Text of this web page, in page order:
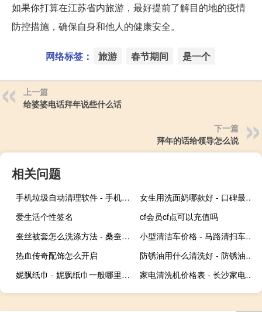
如果你打算在江苏省内旅游，最好提前了解目的地的疫情
防控措施，确保自身和他人的健康安全。
网络标签： 旅游 春节期间 是一个
上一篇
给婆婆电话拜年说些什么话
下一篇
拜年的话给领导怎么说
相关问题
手机垃圾自动清理软件 - 手机定时自动清理软件
女生用洗面奶哪款好 - 口碑最好的女士洗面奶
爱生活个性签名
cf会员cf点可以充值吗
蚕丝被套怎么洗涤方法 - 桑蚕丝被罩在家怎么清洗
小型清洁车价格 - 马路清扫车多少钱一台
热血传奇配饰怎么开启
防锈油用什么清洗好 - 防锈油最方便的清洗方法
妮飘纸巾 - 妮飘纸巾一般哪里有卖
家电清洗机价格表 - 长沙家电清洗价格表